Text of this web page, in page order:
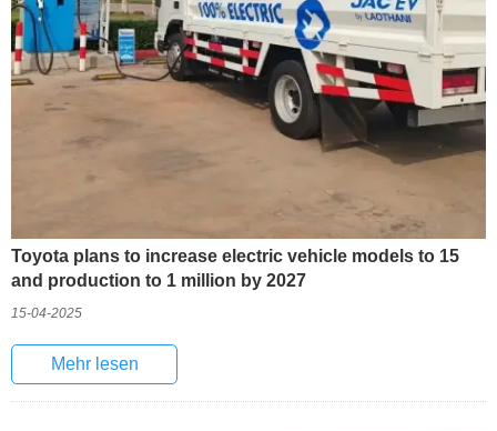
Toyota plans to increase electric vehicle models to 15
and production to 1 million by 2027
15-04-2025
Mehr lesen